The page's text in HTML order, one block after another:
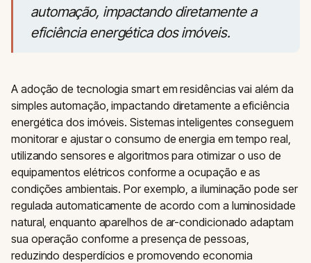
automação, impactando diretamente a
eficiência energética dos imóveis.
A adoção de tecnologia smart em residências vai além da
simples automação, impactando diretamente a eficiência
energética dos imóveis. Sistemas inteligentes conseguem
monitorar e ajustar o consumo de energia em tempo real,
utilizando sensores e algoritmos para otimizar o uso de
equipamentos elétricos conforme a ocupação e as
condições ambientais. Por exemplo, a iluminação pode ser
regulada automaticamente de acordo com a luminosidade
natural, enquanto aparelhos de ar-condicionado adaptam
sua operação conforme a presença de pessoas,
reduzindo desperdícios e promovendo economia